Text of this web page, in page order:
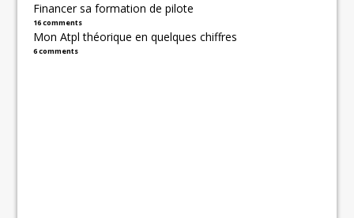
Financer sa formation de pilote
16 comments
Mon Atpl théorique en quelques chiffres
6 comments